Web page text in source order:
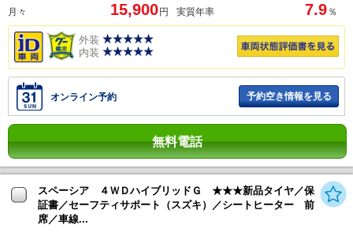
月々
15,900 円 実質年率 7.9 ％
外装
内装
オンライン予約 予約空き情報を見る
無料電話
スペーシア ４ＷＤハイブリッドＧ ★★★新品タイヤ／保
証書／セーフティサポート（スズキ）／シートヒーター 前
席／車線...